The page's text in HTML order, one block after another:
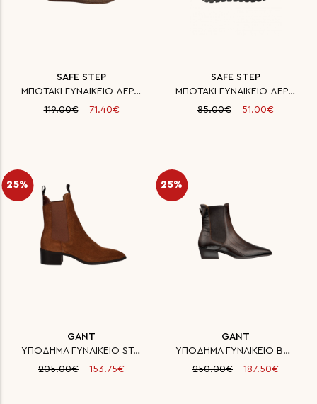
SAFE STEP
ΜΠΟΤΑΚΙ ΓΥΝΑΙΚΕΙΟ ΔΕΡΜΑ SAFE S
119.00€
71.40€
SAFE STEP
ΜΠΟΤΑΚΙ ΓΥΝΑΙΚΕΙΟ ΔΕΡΜΑ SAFE S
85.00€
51.00€
25%
GANT
ΥΠΟΔΗΜΑ ΓΥΝΑΙΚΕΙΟ ST BROOMLY Δ
205.00€
153.75€
25%
GANT
ΥΠΟΔΗΜΑ ΓΥΝΑΙΚΕΙΟ BASSOTTE ΔΕΡ
250.00€
187.50€